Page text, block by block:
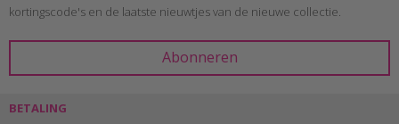
kortingscode's en de laatste nieuwtjes van de nieuwe collectie.
BETALING